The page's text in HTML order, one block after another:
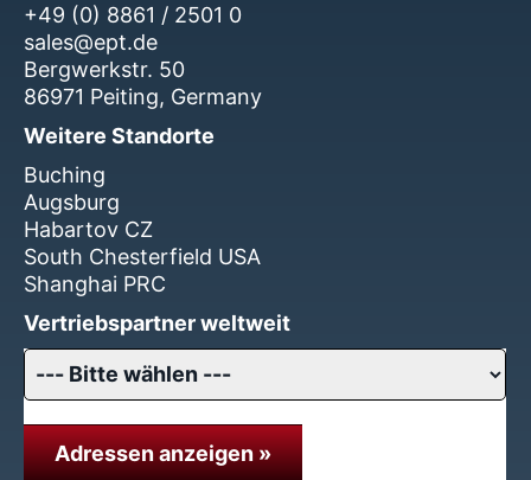
+49 (0) 8861 / 2501 0
sales@ept.de
Bergwerkstr. 50
86971 Peiting, Germany
Weitere Standorte
Buching
Augsburg
Habartov CZ
South Chesterfield USA
Shanghai PRC
Vertriebspartner weltweit
Adressen anzeigen »